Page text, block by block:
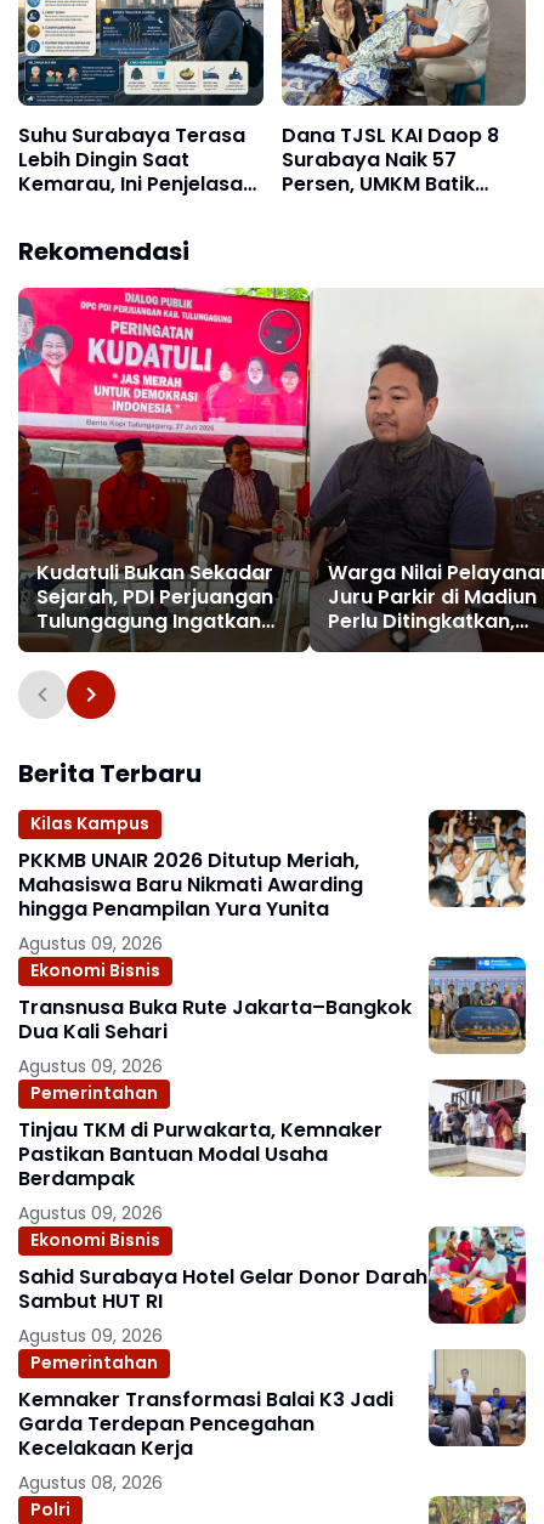
Suhu Surabaya Terasa
Lebih Dingin Saat
Kemarau, Ini Penjelasan
Dana TJSL KAI Daop 8
Surabaya Naik 57
Persen, UMKM Batik
Rekomendasi
Kudatuli Bukan Sekadar
Sejarah, PDI Perjuangan
Tulungagung Ingatkan
Ancaman Kemunduran
Demokrasi
Warga Nilai
Juru Parkir di Madiun
Perlu Ditingkatkan,
Utamakan
Berita Terbaru
Kilas Kampus
PKKMB UNAIR 2026 Ditutup Meriah,
Mahasiswa Baru Nikmati Awarding
hingga Penampilan Yura Yunita
Agustus 09, 2026
Ekonomi Bisnis
Transnusa Buka Rute Jakarta–Bangkok
Dua Kali Sehari
Agustus 09, 2026
Pemerintahan
Tinjau TKM di Purwakarta, Kemnaker
Pastikan Bantuan Modal Usaha
Berdampak
Agustus 09, 2026
Ekonomi Bisnis
Sahid Surabaya Hotel Gelar Donor Darah
Sambut HUT RI
Agustus 09, 2026
Pemerintahan
Kemnaker Transformasi Balai K3 Jadi
Garda Terdepan Pencegahan
Kecelakaan Kerja
Agustus 08, 2026
Polri